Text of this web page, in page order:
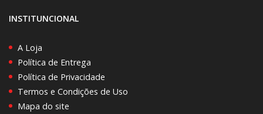
INSTITUNCIONAL
A Loja
Política de Entrega
Política de Privacidade
Termos e Condições de Uso
Mapa do site